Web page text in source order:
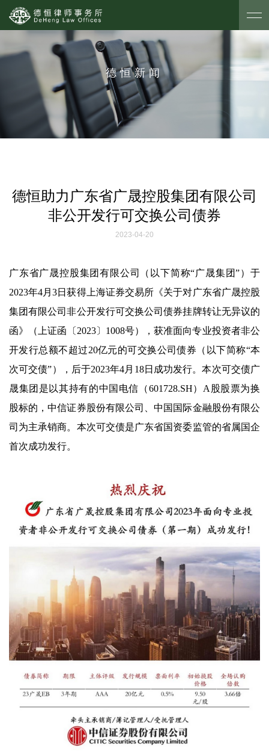
德恒新闻
德恒助力广东省广晟控股集团有限公司
非公开发行可交换公司债券
2023-04-20
广东省广晟控股集团有限公司（以下简称“广晟集团”）于
2023年4月3日获得上海证券交易所《关于对广东省广晟控股
集团有限公司非公开发行可交换公司债券挂牌转让无异议的
函》（上证函〔2023〕1008号），获准面向专业投资者非公
开发行总额不超过20亿元的可交换公司债券（以下简称“本
次可交债”），后于2023年4月18日成功发行。本次可交债广
晟集团是以其持有的中国电信（601728.SH）A股股票为换
股标的，中信证券股份有限公司、中国国际金融股份有限公
司为主承销商。本次可交债是广东省国资委监管的省属国企
首次成功发行。